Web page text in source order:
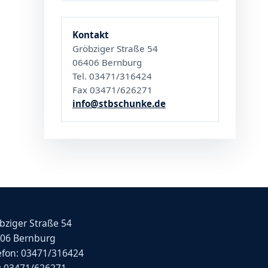
Kontakt
Gröbziger Straße 54
06406 Bernburg
Tel. 03471/316424
Fax 03471/626271
info@stbschunke.de
Straße 54
Bernburg
03471/316424